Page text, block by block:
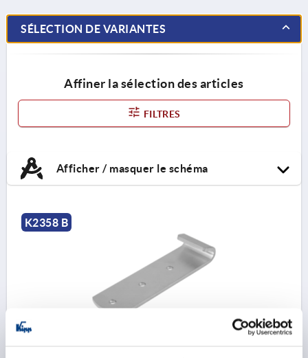
SÉLECTION DE VARIANTES
Affiner la sélection des articles
FILTRES
Afficher / masquer le schéma
K2358 B
CONTRE-CROCHET POUR GRENOUILLÈRE, AVEC